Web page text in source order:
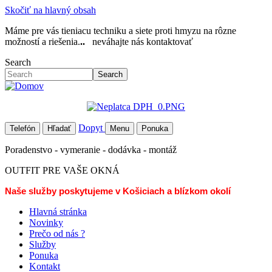
Skočiť na hlavný obsah
Máme pre vás tieniacu techniku a siete proti hmyzu na rôzne
možností a riešenia...
neváhajte nás kontaktovať
Search
Search
Telefón Hľadať Dopyt Menu Ponuka
Poradenstvo - vymeranie - dodávka - montáž
OUTFIT PRE VAŠE OKNÁ
Naše služby poskytujeme v Košiciach a blízkom okolí
Hlavná stránka
Novinky
Prečo od nás ?
Služby
Ponuka
Kontakt